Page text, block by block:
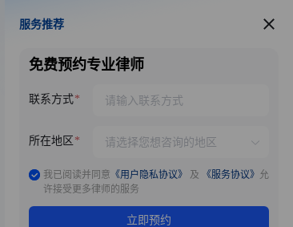
服务推荐
服务推荐
免费预约专业律师
联系方式
所在地区
我已阅读并同意 《用户隐私协议》 及 《服务协议》 允
许接受更多律师的服务
立即预约